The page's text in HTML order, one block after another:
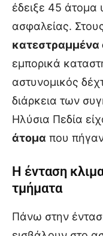
έδειξε 45 άτομα
ασφαλείας.
κατεστραμμένα
εμπορικά
αστυνομικός
διάρκεια των
Ηλύσια Πεδία
άτομα που
Η ένταση
τμήματα
Πάνω στην